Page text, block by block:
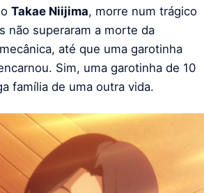
Takae Niijima, morre num trágico
não superaram a morte da
até que uma garotinha
Sim, uma garotinha de 10
família de uma outra vida.